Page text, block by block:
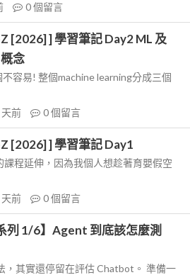
0個留言
[2026] ] 學習筆記 Day2 ML 及
念
容易! 整個machine learning分成三個
前 0個留言
[2026] ] 學習筆記 Day1
程延伸，因為我個人想趁著育嬰假空
前 0個留言
列 1/6】Agent 到底該怎麼測
，其實還停留在評估 Chatbot。 準備一